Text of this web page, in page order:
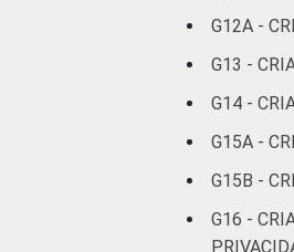
Fonte:
por
G12A -
G13 -
G14 -
G15A -
G15B -
G16 -